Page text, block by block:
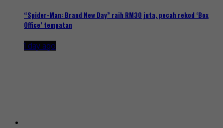
“Spider-Man: Brand New Day” raih RM30 juta, pecah rekod ‘Box
Office’ tempatan
1 day ago